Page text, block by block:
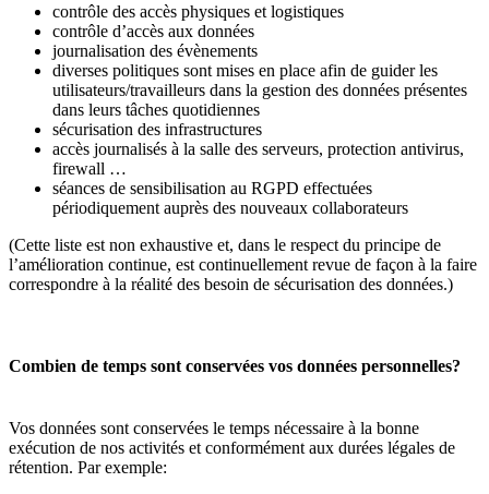
contrôle des accès physiques et logistiques
contrôle d’accès aux données
journalisation des évènements
diverses politiques sont mises en place afin de guider les
utilisateurs/travailleurs dans la gestion des données présentes
dans leurs tâches quotidiennes
sécurisation des infrastructures
accès journalisés à la salle des serveurs, protection antivirus,
firewall …
séances de sensibilisation au RGPD effectuées
périodiquement auprès des nouveaux collaborateurs
(Cette liste est non exhaustive et, dans le respect du principe de
l’amélioration continue, est continuellement revue de façon à la faire
correspondre à la réalité des besoin de sécurisation des données.)
Combien de temps sont conservées vos données personnelles?
Vos données sont conservées le temps nécessaire à la bonne
exécution de nos activités et conformément aux durées légales de
rétention. Par exemple: